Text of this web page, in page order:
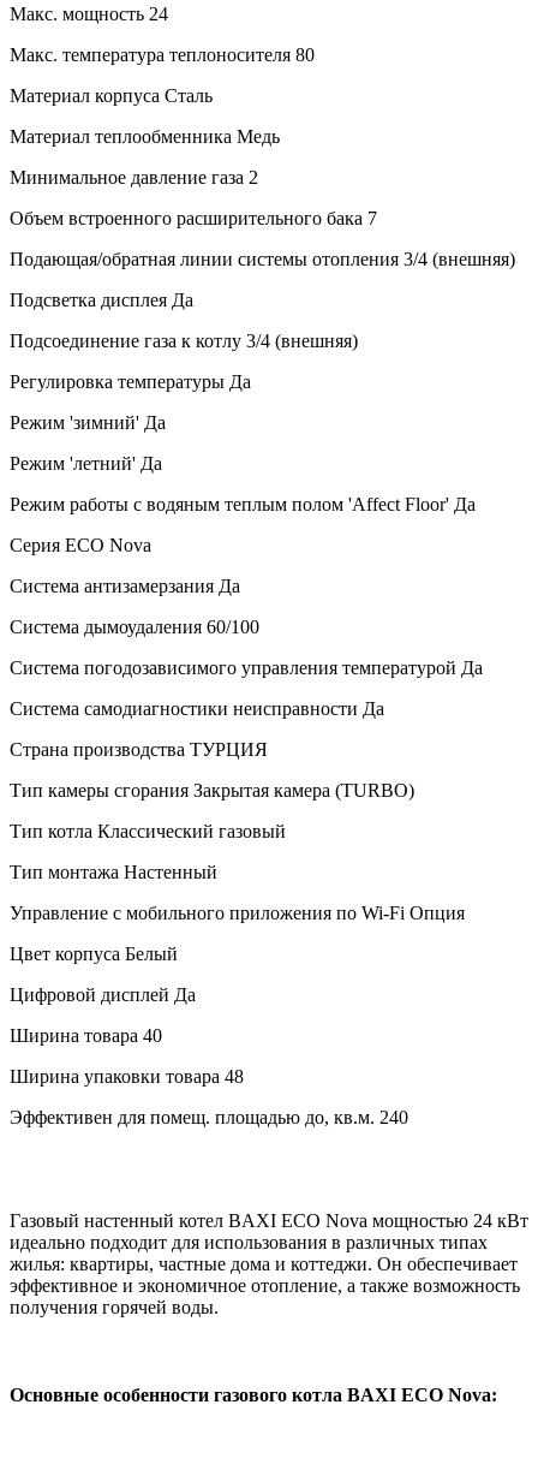
Макс. мощность 24
Макс. температура теплоносителя 80
Материал корпуса Сталь
Материал теплообменника Медь
Минимальное давление газа 2
Объем встроенного расширительного бака 7
Подающая/обратная линии системы отопления 3/4 (внешняя)
Подсветка дисплея Да
Подсоединение газа к котлу 3/4 (внешняя)
Регулировка температуры Да
Режим 'зимний' Да
Режим 'летний' Да
Режим работы с водяным теплым полом 'Affect Floor' Да
Серия ECO Nova
Система антизамерзания Да
Система дымоудаления 60/100
Система погодозависимого управления температурой Да
Система самодиагностики неисправности Да
Страна производства ТУРЦИЯ
Тип камеры сгорания Закрытая камера (TURBO)
Тип котла Классический газовый
Тип монтажа Настенный
Управление c мобильного приложения по Wi-Fi Опция
Цвет корпуса Белый
Цифровой дисплей Да
Ширина товара 40
Ширина упаковки товара 48
Эффективен для помещ. площадью до, кв.м. 240
Газовый настенный котел BAXI ECO Nova мощностью 24 кВт
идеально подходит для использования в различных типах
жилья: квартиры, частные дома и коттеджи. Он обеспечивает
эффективное и экономичное отопление, а также возможность
получения горячей воды.
Основные особенности газового котла BAXI ECO Nova: